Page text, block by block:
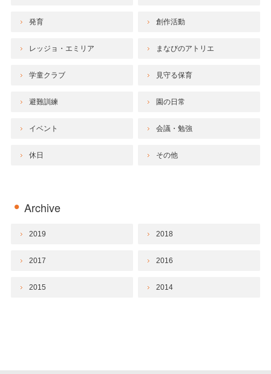
発育 創作活動
レッジョ・エミリア まなびのアトリエ
学童クラブ 見守る保育
避難訓練 園の日常
イベント 会議・勉強
休日 その他
Archive
2019 2018
2017 2016
2015 2014